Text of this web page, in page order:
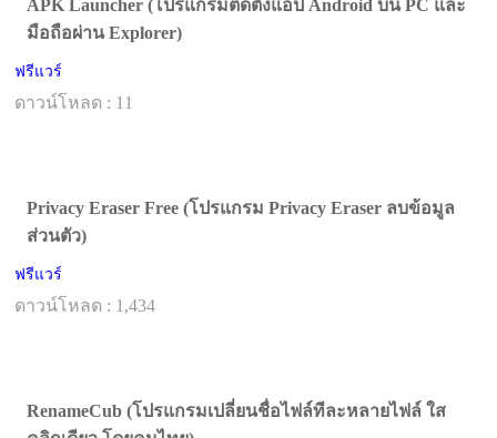
APK Launcher (โปรแกรมติดตั้งแอป Android บน PC และ
มือถือผ่าน Explorer)
ฟรีแวร์
ดาวน์โหลด : 11
Privacy Eraser Free (โปรแกรม Privacy Eraser ลบข้อมูล
ส่วนตัว)
ฟรีแวร์
ดาวน์โหลด : 1,434
RenameCub (โปรแกรมเปลี่ยนชื่อไฟล์ทีละหลายไฟล์ ใส